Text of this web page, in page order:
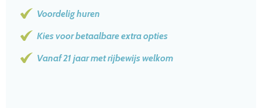
Voordelig huren
Kies voor betaalbare extra opties
Vanaf 21 jaar met rijbewijs welkom